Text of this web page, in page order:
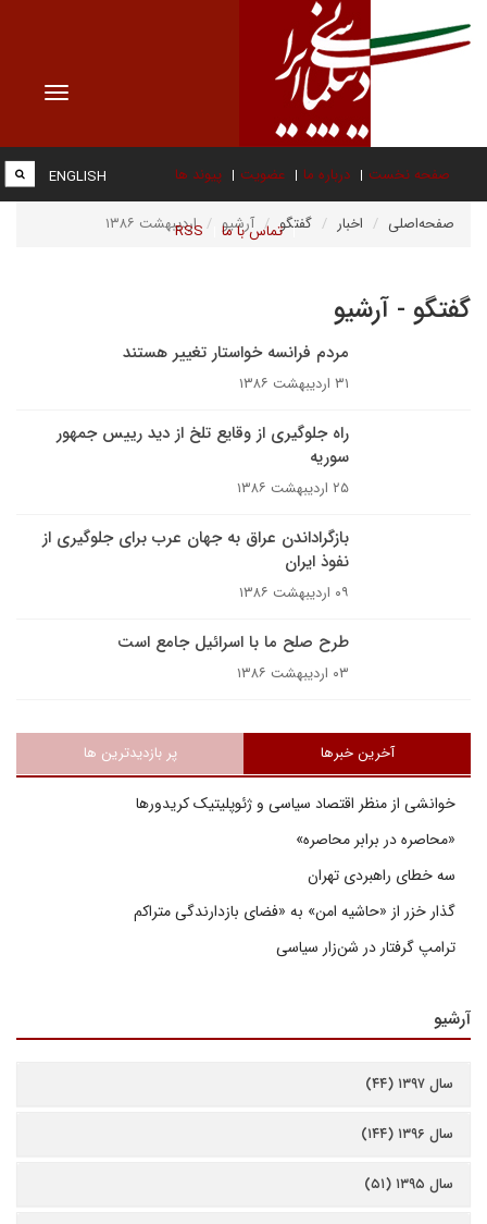
Toggle
صفحه نخست درباره ما عضویت پیوند ها
تماس با ما RSS
ENGLISH
صفحه‌اصلی اخبار گفتگو آرشیو اردیبهشت ۱۳۸۶
گفتگو - آرشیو
مردم فرانسه خواستار تغيير هستند
۳۱ اردیبهشت ۱۳۸۶
راه جلوگيرى از وقايع تلخ از دید رییس جمهور
سوریه
۲۵ اردیبهشت ۱۳۸۶
بازگراداندن عراق به جهان عرب برای جلوگیری از
نفوذ ایران
۰۹ اردیبهشت ۱۳۸۶
طرح صلح ما با اسرائیل جامع است
۰۳ اردیبهشت ۱۳۸۶
آخرین خبرها پر بازدیدترین ها
خوانشی از منظر اقتصاد سیاسی و ژئوپلیتیک کریدورها
«محاصره در برابر محاصره»
سه خطای راهبردی تهران
گذار خزر از «حاشیه امن» به «فضای بازدارندگی متراکم
ترامپ گرفتار در شن‌زار سیاسی
آرشیو
سال ۱۳۹۷ (۴۴)
سال ۱۳۹۶ (۱۴۴)
سال ۱۳۹۵ (۵۱)